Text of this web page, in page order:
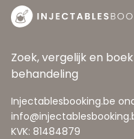
Zoek, vergelijk en
behandeling
Injectablesbooking.be
KVK: 81484879